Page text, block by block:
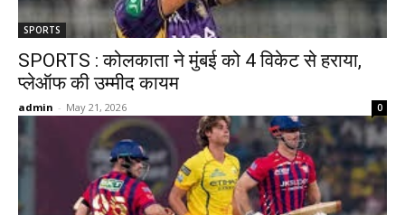
SPORTS
SPORTS : कोलकाता ने मुंबई को 4 विकेट से हराया,
प्लेऑफ की उम्मीद कायम
admin - May 21, 2026 0